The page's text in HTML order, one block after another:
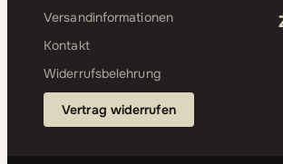
Versandinformationen
Kontakt
Widerrufsbelehrung
Vertrag widerrufen